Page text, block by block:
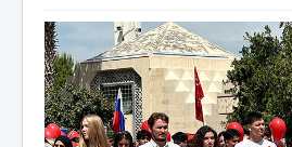
Фото
Консульство
Жизнь общества
День Победы